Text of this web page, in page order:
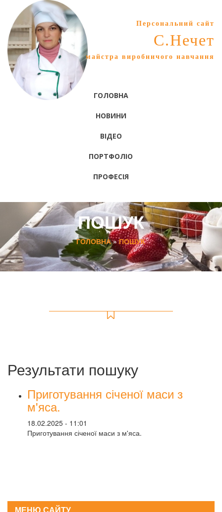
Персональний сайт
С.Нечет
майстра виробничого навчання
ГОЛОВНА
НОВИНИ
ВІДЕО
ПОРТФОЛІО
ПРОФЕСІЯ
ПОШУК
ГОЛОВНА»ПОШУК
Результати пошуку
Приготування січеної маси з
м'яса.
18.02.2025 - 11:01
Приготування січеної маси з м'яса.